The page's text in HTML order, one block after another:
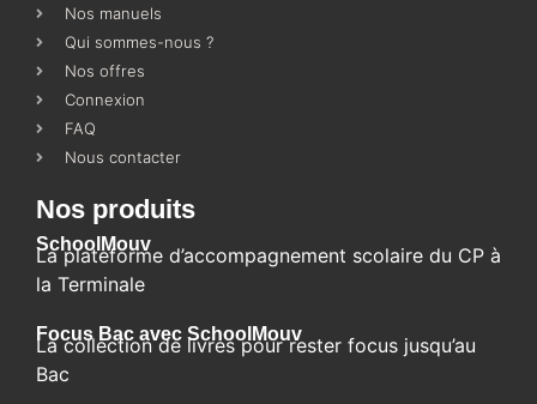
Nos manuels
Qui sommes-nous ?
Nos offres
Connexion
FAQ
Nous contacter
Nos produits
SchoolMouv
La plateforme d’accompagnement scolaire du CP à
la Terminale
Focus Bac avec SchoolMouv
La collection de livres pour rester focus jusqu’au
Bac